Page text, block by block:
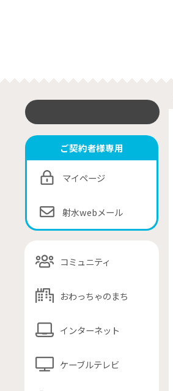
ご契約者様専用
マイページ
射水webメール
コミュニティ
おわっちゃのまち
インターネット
ケーブルテレビ